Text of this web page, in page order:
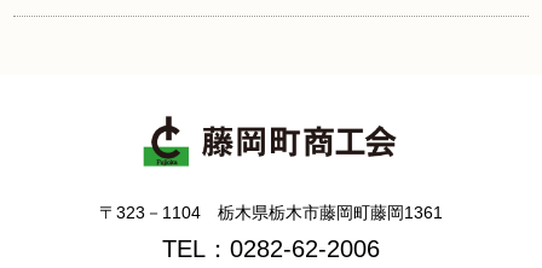
〒323－1104 栃木県栃木市藤岡町藤岡1361
TEL：0282-62-2006